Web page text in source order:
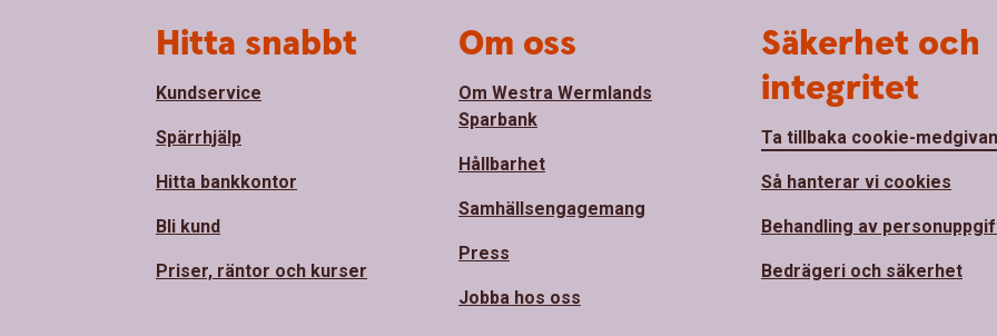
Hitta snabbt
Kundservice
Spärrhjälp
Hitta bankkontor
Bli kund
Priser, räntor och kurser
Om oss
Om Westra Wermlands
Sparbank
Hållbarhet
Samhällsengagemang
Press
Jobba hos oss
Säkerhet och
integritet
Ta tillbaka cookie-
Så hanterar vi cookies
Behandling av
Bedrägeri och säkerhet